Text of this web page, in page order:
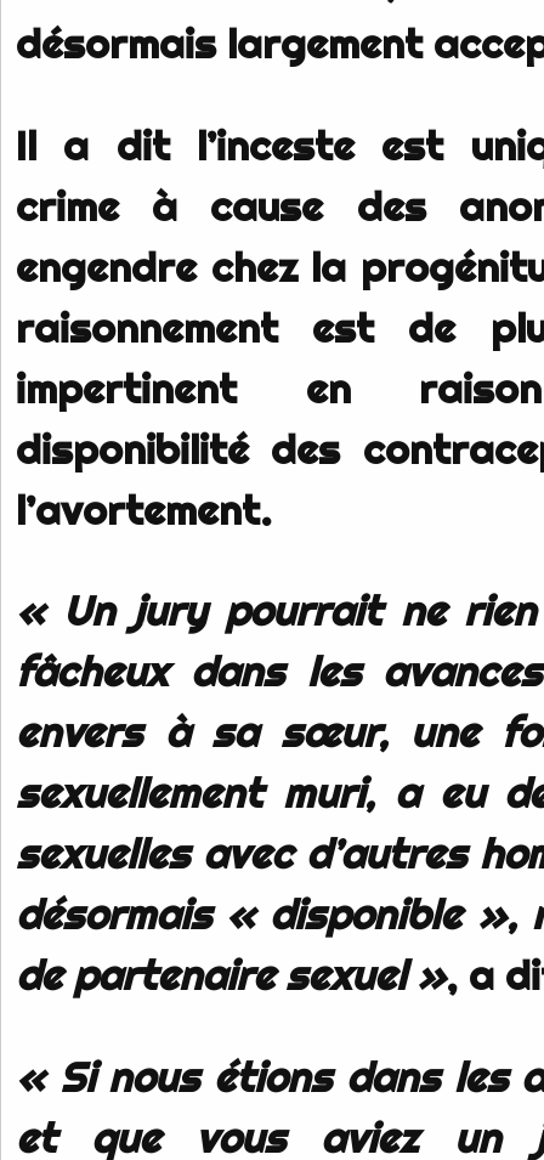
désormais largement
Il a dit l’inceste est
crime à cause des
engendre chez la
raisonnement est de
impertinent en
disponibilité des
l’avortement.
« Un jury pourrait ne
fâcheux dans les
envers à sa sœur, une
sexuellement muri, a eu
sexuelles avec d’autres
désormais « disponible »,
de partenaire sexuel », a
« Si nous étions dans les
et que vous aviez un